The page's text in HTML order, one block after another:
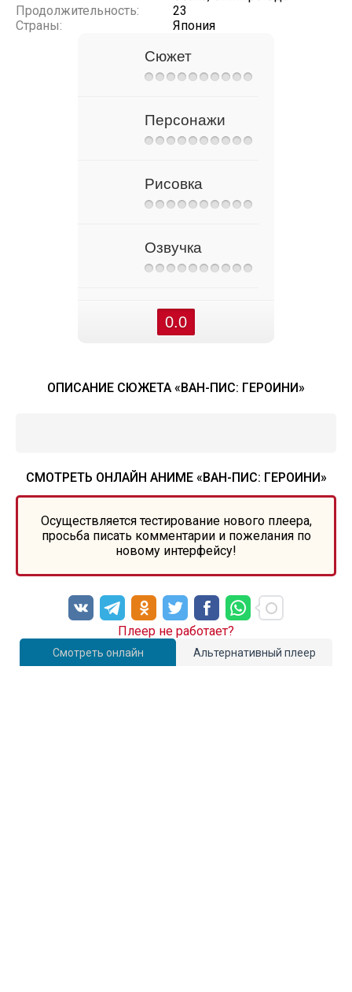
Продолжительность:
23
Страны:
Япония
Сюжет
Персонажи
Рисовка
Озвучка
0.0
ОПИСАНИЕ СЮЖЕТА «ВАН-ПИС: ГЕРОИНИ»
СМОТРЕТЬ ОНЛАЙН АНИМЕ «ВАН-ПИС: ГЕРОИНИ»
Осуществляется тестирование нового плеера,
просьба писать комментарии и пожелания по
новому интерфейсу!
Смотреть онлайн Альтернативный плеер
Плеер не работает?